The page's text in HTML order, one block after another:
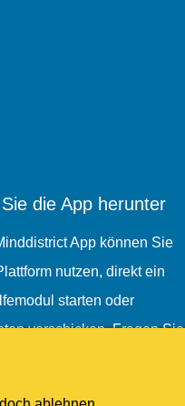
die App herunter
App können Sie
nutzen, direkt ein
starten oder
verschicken. Fragen Sie
nach einem